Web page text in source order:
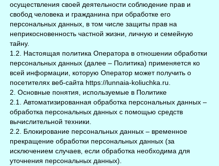
осуществления своей деятельности соблюдение прав и
свобод человека и гражданина при обработке его
персональных данных, в том числе защиты прав на
неприкосновенность частной жизни, личную и семейную
тайну.
1.2. Настоящая политика Оператора в отношении обработки
персональных данных (далее – Политика) применяется ко
всей информации, которую Оператор может получить о
посетителях веб-сайта https://lunnaia-koliuchka.ru.
2. Основные понятия, используемые в Политике
2.1. Автоматизированная обработка персональных данных –
обработка персональных данных с помощью средств
вычислительной техники.
2.2. Блокирование персональных данных – временное
прекращение обработки персональных данных (за
исключением случаев, если обработка необходима для
уточнения персональных данных).